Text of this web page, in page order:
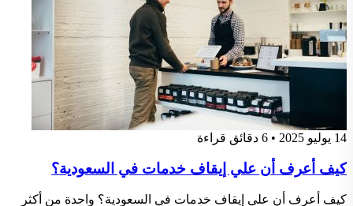
14 يوليو 2025 • 6 دقائق قراءة
كيف أعرف أن علي إيقاف خدمات في السعودية؟
كيف أعرف أن علي إيقاف خدمات في السعودية؟ واحدة من أكثر